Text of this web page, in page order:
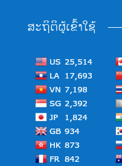
ສະຖິຕິຜູ້ເຂົ້າໃຊ້